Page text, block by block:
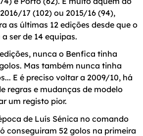
17 (102) ou 2015/16 (94),
as últimas 12 edições desde que o
ser de 14 equipas.
nunca o Benfica tinha
Mas também nunca tinha
E é preciso voltar a 2009/10, há
regras e mudanças de modelo
um registo pior.
de Luís Sénica no comando
conseguiram 52 golos na primeira